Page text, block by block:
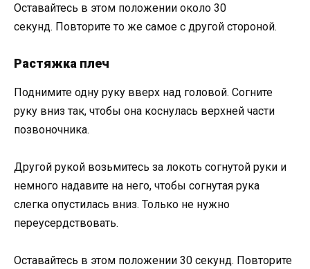
Оставайтесь в этом положении около 30
секунд. Повторите то же самое с другой стороной.
Растяжка плеч
Поднимите одну руку вверх над головой. Согните
руку вниз так, чтобы она коснулась верхней части
позвоночника.
Другой рукой возьмитесь за локоть согнутой руки и
немного надавите на него, чтобы согнутая рука
слегка опустилась вниз. Только не нужно
переусердствовать.
Оставайтесь в этом положении 30 секунд. Повторите